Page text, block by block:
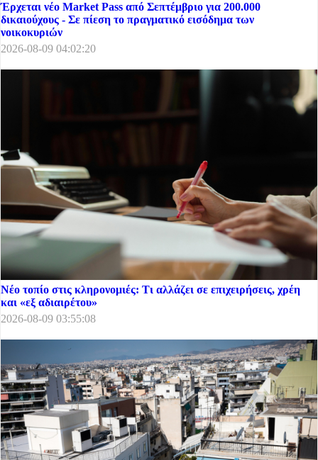
Έρχεται νέο Market Pass από Σεπτέμβριο για 200.000
δικαιούχους - Σε πίεση το πραγματικό εισόδημα των
νοικοκυριών
2026-08-09 04:02:20
Νέο τοπίο στις κληρονομιές: Τι αλλάζει σε επιχειρήσεις, χρέη
και «εξ αδιαιρέτου»
2026-08-09 03:55:08